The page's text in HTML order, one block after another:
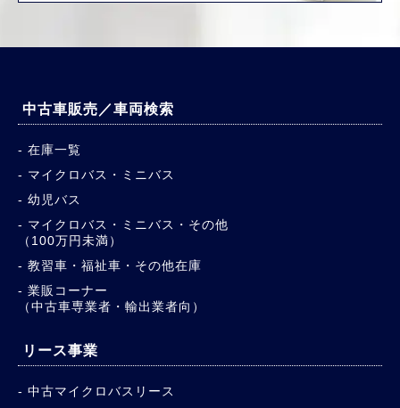
中古車販売／車両検索
在庫一覧
マイクロバス・ミニバス
幼児バス
マイクロバス・ミニバス・その他
（100万円未満）
教習車・福祉車・その他在庫
業販コーナー
（中古車専業者・輸出業者向）
リース事業
中古マイクロバスリース